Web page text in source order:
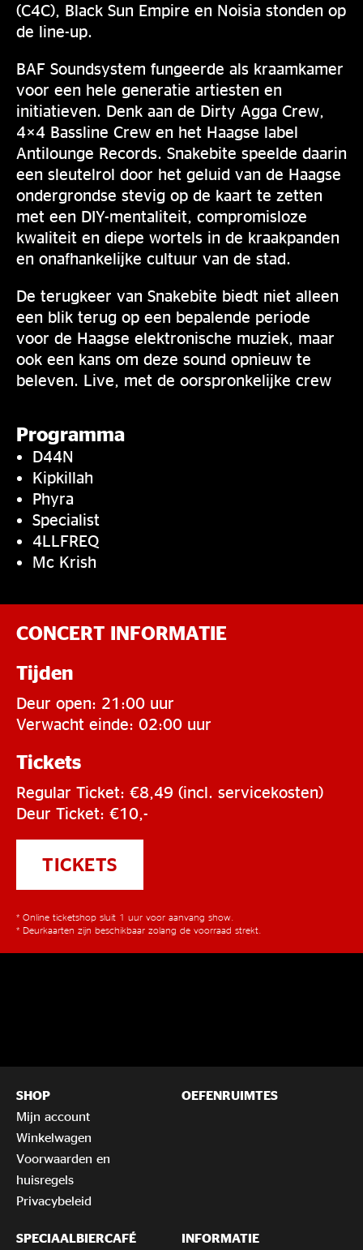
(C4C), Black Sun Empire en Noisia stonden op
de line-up.
BAF Soundsystem fungeerde als kraamkamer
voor een hele generatie artiesten en
initiatieven. Denk aan de Dirty Agga Crew,
4×4 Bassline Crew en het Haagse label
Antilounge Records. Snakebite speelde daarin
een sleutelrol door het geluid van de Haagse
ondergrondse stevig op de kaart te zetten
met een DIY-mentaliteit, compromisloze
kwaliteit en diepe wortels in de kraakpanden
en onafhankelijke cultuur van de stad.
De terugkeer van Snakebite biedt niet alleen
een blik terug op een bepalende periode
voor de Haagse elektronische muziek, maar
ook een kans om deze sound opnieuw te
beleven. Live, met de oorspronkelijke crew
Programma
D44N
Kipkillah
Phyra
Specialist
4LLFREQ
Mc Krish
CONCERT INFORMATIE
Tijden
Deur open: 21:00 uur
Verwacht einde: 02:00 uur
Tickets
Regular Ticket: €8,49 (incl. servicekosten)
Deur Ticket: €10,-
TICKETS
* Online ticketshop sluit 1 uur voor aanvang show.
* Deurkaarten zijn beschikbaar zolang de voorraad strekt.
SHOP
Mijn account
Winkelwagen
Voorwaarden en
huisregels
Privacybeleid
OEFENRUIMTES
SPECIAALBIERCAFÉ INFORMATIE